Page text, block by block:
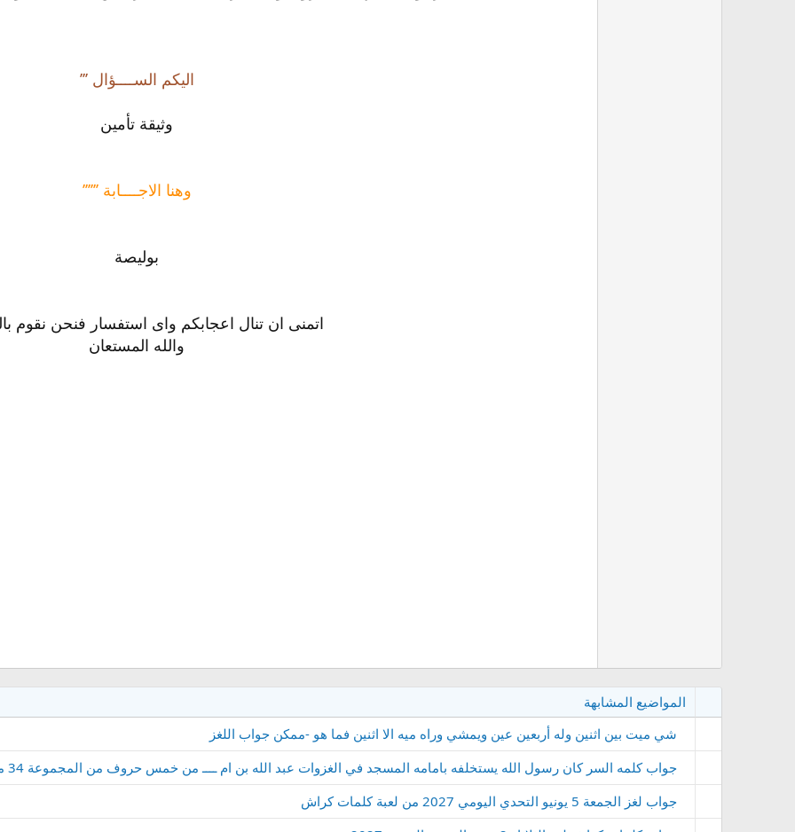
اليكم الســــؤال ’’’
وثيقة تأمين
وهنا الاجــــابة ’’’’’’
بوليصة
اتمنى ان تنال اعجابكم واى استفسار فنحن نقوم
والله المستعان
المواضيع المشابهة
شي ميت بين اثنين وله أربعين عين ويمشي وراه ميه الا اثنين فما هو -ممكن جواب اللغز
جواب كلمه السر كان رسول الله يستخلفه بامامه المسجد في الغزوات عبد الله بن ام ــــ من خمس حروف من المجموعة 34 من لعبة كلمة السر 2
جواب لغز الجمعة 5 يونيو التحدي اليومي 2027 من لعبة كلمات كراش